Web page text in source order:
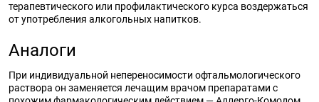
терапевтического или профилактического курса воздержаться
от употребления алкогольных напитков.
Аналоги
При индивидуальной непереносимости офтальмологического
раствора он заменяется лечащим врачом препаратами с